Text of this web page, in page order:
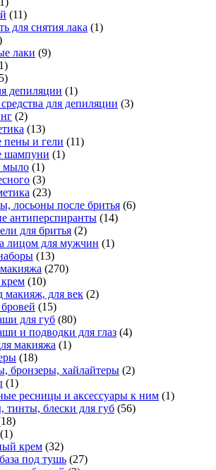
(11)
для снятия лака (1)
лаки (9)
депиляции (1)
для депиляции (3)
(2)
(13)
пены и гели (11)
шампуни (1)
мыло (1)
(3)
(23)
лосьоны после бритья (6)
антиперспиранты (14)
для бритья (2)
лицом для мужчин (1)
(13)
(270)
(10)
макияж, для век (2)
(15)
для губ (80)
и подводки для глаз (4)
макияжа (1)
(18)
бронзеры, хайлайтеры (2)
(1)
ресницы и аксессуары к ним (1)
тинты, блески для губ (56)
(1)
крем (32)
под тушь (27)